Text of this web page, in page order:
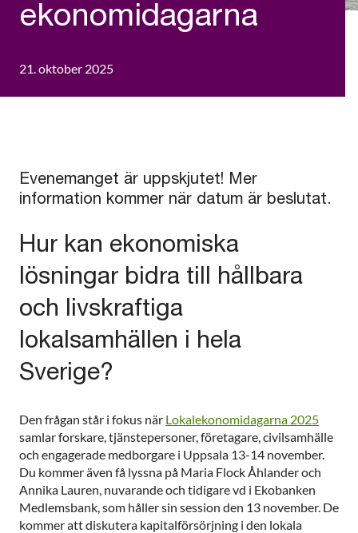
ekonomidagarna
21. oktober 2025
Evenemanget är uppskjutet! Mer
information kommer när datum är beslutat.
Hur kan ekonomiska
lösningar bidra till hållbara
och livskraftiga
lokalsamhällen i hela
Sverige?
Den frågan står i fokus när Lokalekonomidagarna 2025
samlar forskare, tjänstepersoner, företagare, civilsamhälle
och engagerade medborgare i Uppsala 13-14 november.
Du kommer även få lyssna på Maria Flock Åhlander och
Annika Lauren, nuvarande och tidigare vd i Ekobanken
Medlemsbank, som håller sin session den 13 november. De
kommer att diskutera kapitalförsörjning i den lokala